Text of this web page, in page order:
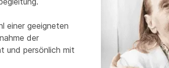
einer geeigneten
der
und persönlich mit